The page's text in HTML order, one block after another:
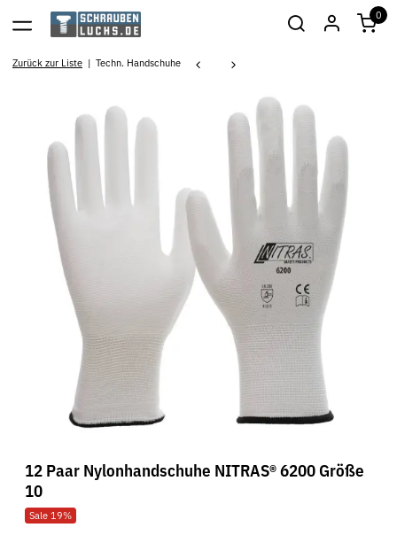
0
Zurück zur Liste Techn. Handschuhe
12 Paar Nylonhandschuhe NITRAS® 6200 Größe
10
Sale 19%